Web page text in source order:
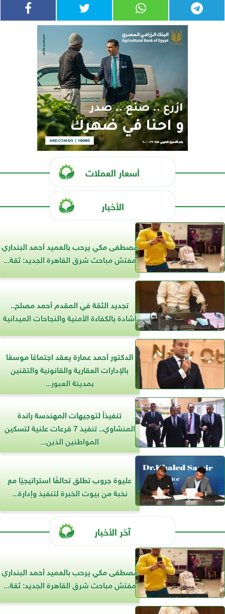
أسعار العملات
الأخبار
مصطفى مكي يرحب بالعميد أحمد البنداري
مفتش مباحث شرق القاهرة الجديد: ثقة...
تجديد الثقة في المقدم أحمد مصلح..
إشادة بالكفاءة الأمنية والنجاحات الميدانية
الدكتور أحمد عمارة يعقد اجتماعًا موسعًا
بالإدارات العقارية والقانونية والتقنين
بمدينة العبور...
تنفيذاً لتوجيهات المهندسة راندة
المنشاوي.. تنفيذ 7 قرعات علنية لتسكين
المواطنين الذين...
عليوة جروب تطلق تحالفًا استراتيجيًا مع
نخبة من بيوت الخبرة لتنفيذ وإدارة...
آخر الأخبار
مصطفى مكي يرحب بالعميد أحمد البنداري
مفتش مباحث شرق القاهرة الجديد: ثقة...